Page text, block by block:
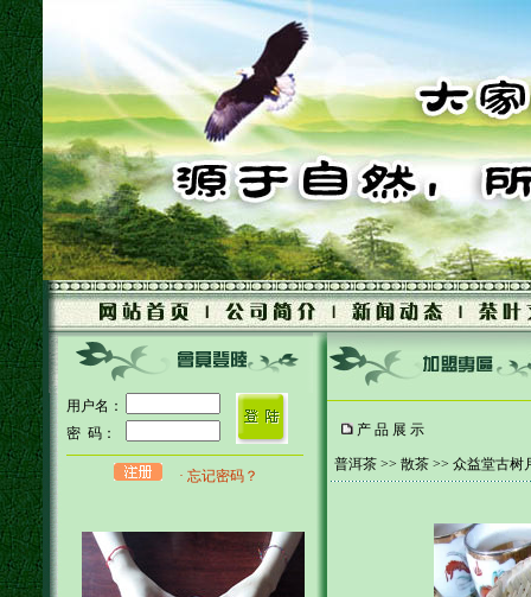
用户名：
密 码：
· 忘记密码？
产 品 展 示
普洱茶 >> 散茶 >> 众益堂古树